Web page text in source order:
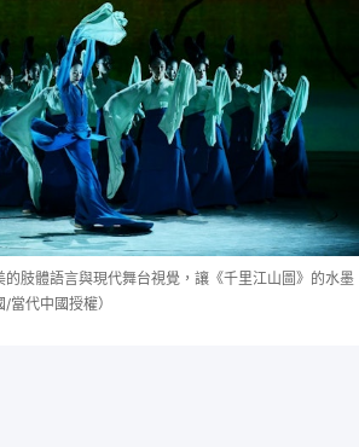
肢體語言與現代舞台視覺，讓《千里江山圖》的水墨
代中國授權）